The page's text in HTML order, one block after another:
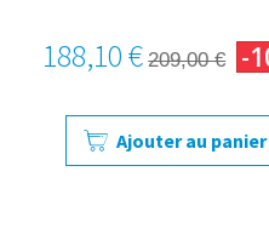
188,10 € 209,00 € -
Ajouter au panier